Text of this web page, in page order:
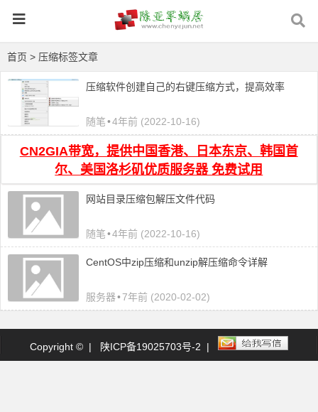
首页 > 压缩标签文章
压缩软件创建自己的右键压缩方式，提高效率
随笔•4年前 (2022-10-16)
CN2GIA带宽，提供中国香港、日本东京、韩国首
尔、美国洛杉矶优质服务器 免费试用
网站目录压缩包解压文件代码
随笔•4年前 (2022-10-16)
CentOS中zip压缩和unzip解压缩命令详解
服务器•7年前 (2020-02-02)
Copyright © | 陕ICP备19025703号-2 |